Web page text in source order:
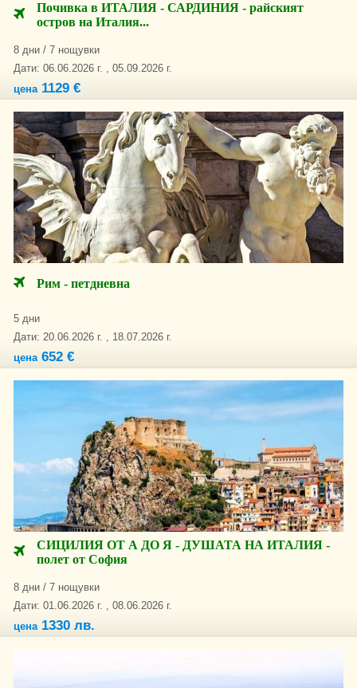
Почивка в ИТАЛИЯ - САРДИНИЯ - райският
остров на Италия...
8 дни / 7 нощувки
Дати: 06.06.2026 г. , 05.09.2026 г.
цена1129 €
Рим - петдневна
5 дни
Дати: 20.06.2026 г. , 18.07.2026 г.
цена652 €
СИЦИЛИЯ ОТ А ДО Я - ДУШАТА НА ИТАЛИЯ -
полет от София
8 дни / 7 нощувки
Дати: 01.06.2026 г. , 08.06.2026 г.
цена1330 лв.